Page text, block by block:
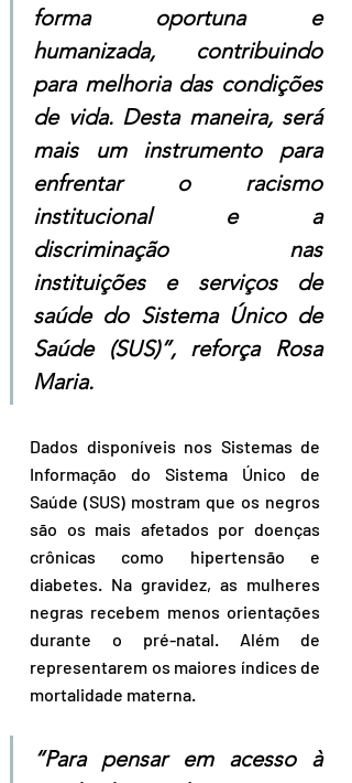
forma oportuna e
humanizada, contribuindo
para melhoria das condições
de vida. Desta maneira, será
mais um instrumento para
enfrentar o racismo
institucional e a
discriminação nas
instituições e serviços de
saúde do Sistema Único de
Saúde (SUS)”, reforça Rosa
Maria.
Dados disponíveis nos Sistemas de
Informação do Sistema Único de
Saúde (SUS) mostram que os negros
são os mais afetados por doenças
crônicas como hipertensão e
diabetes. Na gravidez, as mulheres
negras recebem menos orientações
durante o pré-natal. Além de
representarem os maiores índices de
mortalidade materna.
“Para pensar em acesso à